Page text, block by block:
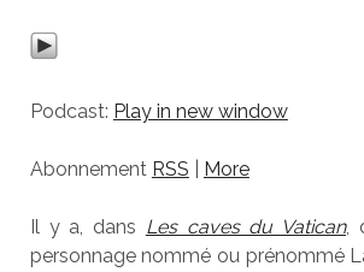
Podcast: Play in new window
Abonnement RSS More
Il y a, dans Les caves du Vatican,
personnage nommé ou prénommé